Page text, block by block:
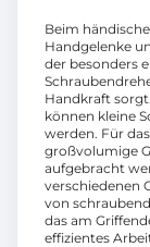
Beim
Handgelenke
der besonders
Handkraft
können kleine
werden. Für
großvolumige
aufgebracht
verschiedenen
von
das am
effizientes